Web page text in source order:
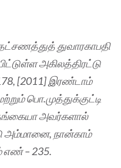
துவாரகாபதி
அகிலத்திரட்டு
[2011] இரண்டாம்
பொ.முத்துக்குட்டி
அவர்களால்
அம்மானை, நான்காம்
எண் – 235.